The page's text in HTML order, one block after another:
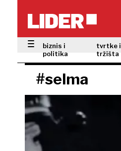
biznis i
politika
tvrtke i
tržišta
#selma